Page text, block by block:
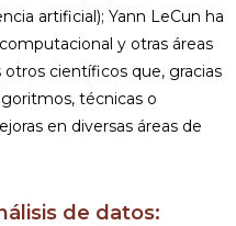
artificial); Yann LeCun ha
y otras áreas
científicos que, gracias
técnicas o
en diversas áreas de
de datos: